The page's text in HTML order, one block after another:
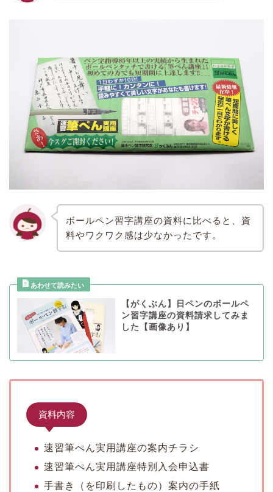
ボールペン習字講座の資料に比べると、資
料やワクワク感は少なかったです。
【がくぶん】日ペンのボールペ
ン習字講座の資料請求してみま
した【画像あり】
資料内容
速習筆ぺん実用講座の案内チラシ
速習筆ぺん実用講座特別入会申込書
手書き（を印刷したもの）案内の手紙